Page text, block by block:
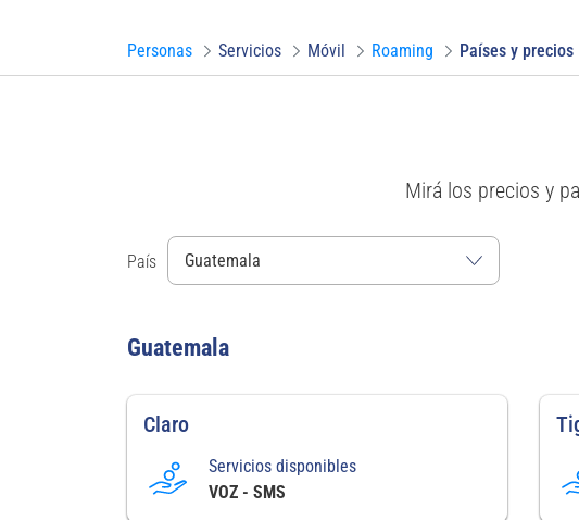
Personas Servicios Móvil Roaming Países y precios
Mirá los precios y
País
Guatemala
Claro
Servicios disponibles
VOZ - SMS